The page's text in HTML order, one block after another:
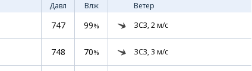
Давл Влж
Ветер
747 99% ЗСЗ, 2м/с
748 70% ЗСЗ, 3 м/с